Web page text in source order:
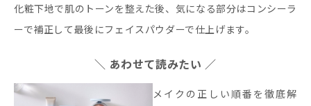
化粧下地で肌のトーンを整えた後、気になる部分はコンシーラ
ーで補正して最後にフェイスパウダーで仕上げます。
＼ あわせて読みたい ／
メイクの正しい順番を徹底解